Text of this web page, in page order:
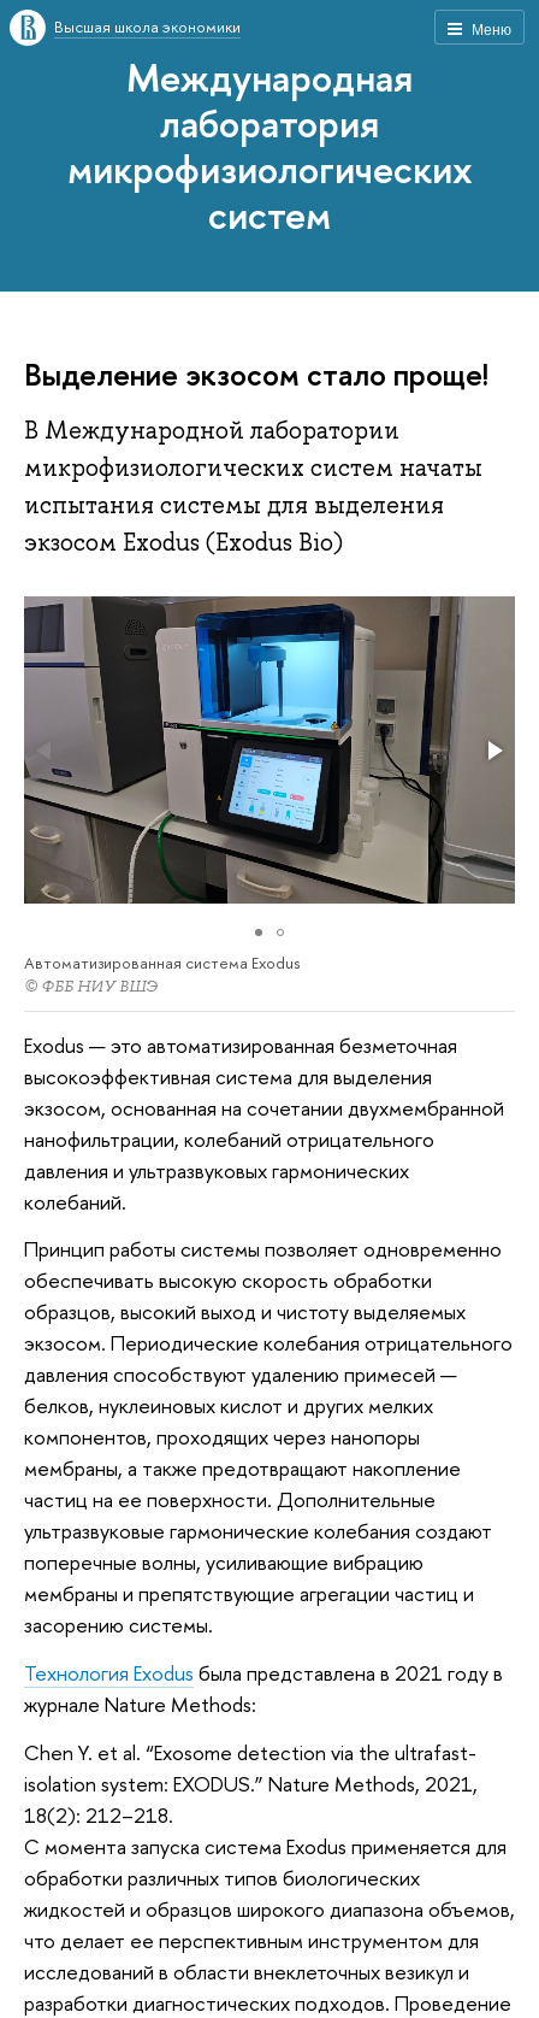
Меню
Высшая школа экономики
Международная
лаборатория
микрофизиологических
систем
Выделение экзосом стало проще!
В Международной лаборатории
микрофизиологических систем начаты
испытания системы для выделения
экзосом Exodus (Exodus Bio)
Автоматизированная система Exodus
© ФББ НИУ ВШЭ
Exodus — это автоматизированная безметочная
высокоэффективная система для выделения
экзосом, основанная на сочетании двухмембранной
нанофильтрации, колебаний отрицательного
давления и ультразвуковых гармонических
колебаний.
Принцип работы системы позволяет одновременно
обеспечивать высокую скорость обработки
образцов, высокий выход и чистоту выделяемых
экзосом. Периодические колебания отрицательного
давления способствуют удалению примесей —
белков, нуклеиновых кислот и других мелких
компонентов, проходящих через нанопоры
мембраны, а также предотвращают накопление
частиц на ее поверхности. Дополнительные
ультразвуковые гармонические колебания создают
поперечные волны, усиливающие вибрацию
мембраны и препятствующие агрегации частиц и
засорению системы.
Технология Exodus была представлена в 2021 году в
журнале Nature Methods:
Chen Y. et al. “Exosome detection via the ultrafast-
isolation system: EXODUS.” Nature Methods, 2021,
18(2): 212–218.
С момента запуска система Exodus применяется для
обработки различных типов биологических
жидкостей и образцов широкого диапазона объемов,
что делает ее перспективным инструментом для
исследований в области внеклеточных везикул и
разработки диагностических подходов. Проведение